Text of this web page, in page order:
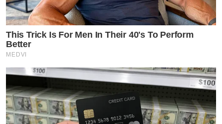
This Trick Is For Men In Their 40's To Perform
Better
MEDVI